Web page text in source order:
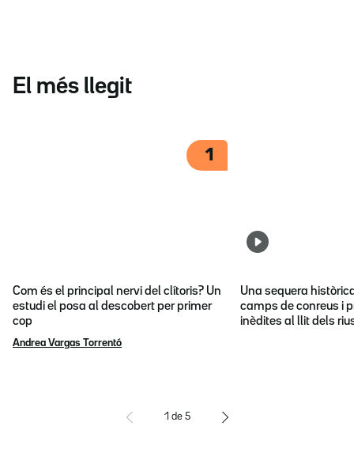
El més llegit
1
Com és el principal nervi del clítoris? Un
estudi el posa al descobert per primer
cop
Andrea Vargas Torrentó
Una sequera
camps de conreus i
inèdites al llit dels
1 de 5